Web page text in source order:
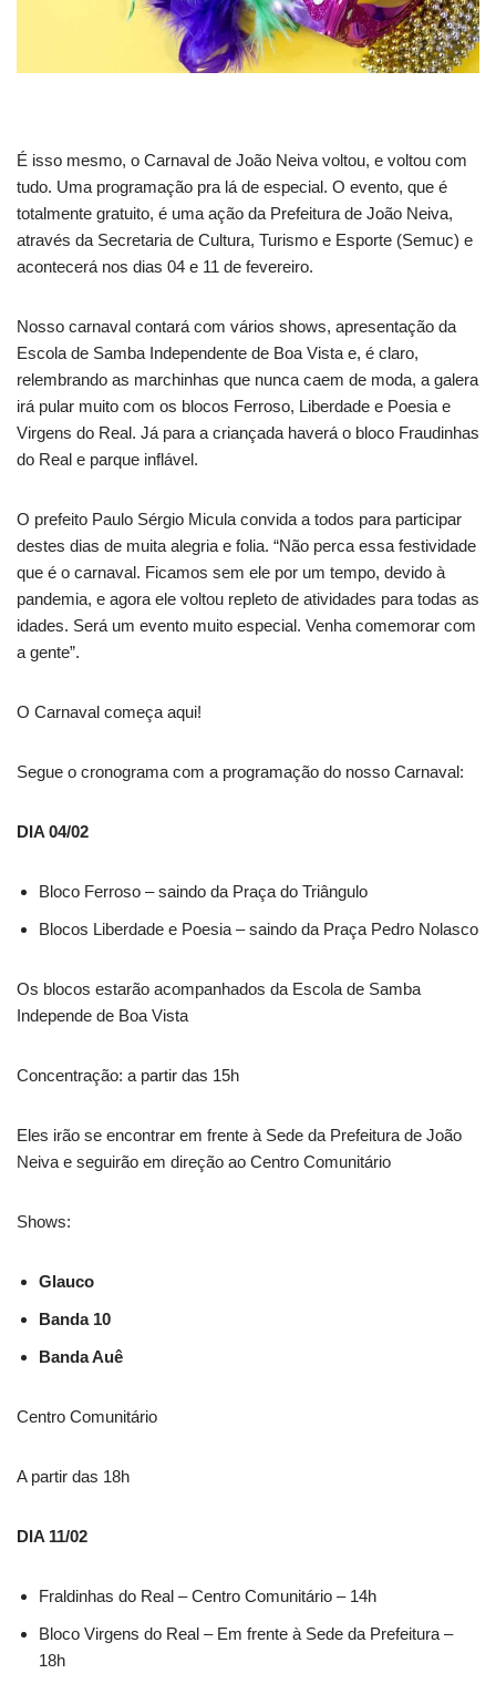
É isso mesmo, o Carnaval de João Neiva voltou, e voltou com
tudo. Uma programação pra lá de especial. O evento, que é
totalmente gratuito, é uma ação da Prefeitura de João Neiva,
através da Secretaria de Cultura, Turismo e Esporte (Semuc) e
acontecerá nos dias 04 e 11 de fevereiro.
Nosso carnaval contará com vários shows, apresentação da
Escola de Samba Independente de Boa Vista e, é claro,
relembrando as marchinhas que nunca caem de moda, a galera
irá pular muito com os blocos Ferroso, Liberdade e Poesia e
Virgens do Real. Já para a criançada haverá o bloco Fraudinhas
do Real e parque inflável.
O prefeito Paulo Sérgio Micula convida a todos para participar
destes dias de muita alegria e folia. “Não perca essa festividade
que é o carnaval. Ficamos sem ele por um tempo, devido à
pandemia, e agora ele voltou repleto de atividades para todas as
idades. Será um evento muito especial. Venha comemorar com
a gente”.
O Carnaval começa aqui!
Segue o cronograma com a programação do nosso Carnaval:
DIA 04/02
Bloco Ferroso – saindo da Praça do Triângulo
Blocos Liberdade e Poesia – saindo da Praça Pedro Nolasco
Os blocos estarão acompanhados da Escola de Samba
Independe de Boa Vista
Concentração: a partir das 15h
Eles irão se encontrar em frente à Sede da Prefeitura de João
Neiva e seguirão em direção ao Centro Comunitário
Shows:
Glauco
Banda 10
Banda Auê
Centro Comunitário
A partir das 18h
DIA 11/02
Fraldinhas do Real – Centro Comunitário – 14h
Bloco Virgens do Real – Em frente à Sede da Prefeitura –
18h